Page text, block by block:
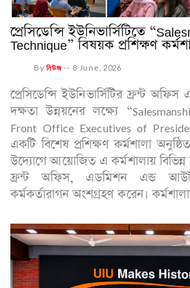
প্রেসিডেন্সি ইউনিভার্সিটিতে
Technique” বিষয়ক প্রশিক্ষণ
Byনিউজ -- 8 June, 2026
প্রেসিডেন্সি ইউনিভার্সিটির ফ্রন্ট
দক্ষতা উন্নয়নের লক্ষ্যে
Front Office Executives of
একটি বিশেষ প্রশিক্ষণ কর্মশালা
উদ্যোগে আয়োজিত এ কর্মশালায় বিভিন্ন
ফ্রন্ট অফিস, এডমিশন এন্ড
কর্মকর্তারাগন অংশগ্রহণ করেন।